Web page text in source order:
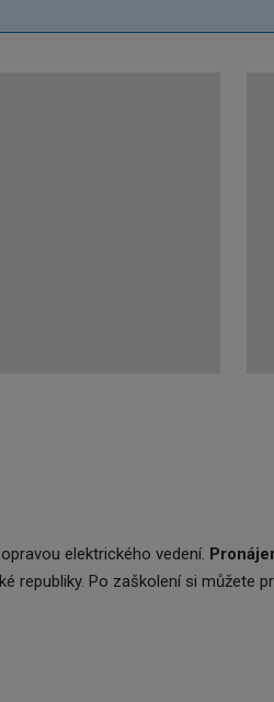
elektrického vedení.
republiky. Po zaškolení si můžete